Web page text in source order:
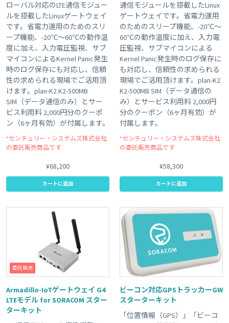
ローバル対応のLTE通信モジュー
ルを搭載したLinuxゲートウェイ
です。省電力運用のためのスリ
ープ機能、-20℃～60℃の動作温
度に加え、入力電圧監視、サブ
マイコンによるKernel Panic発生
時のログ保存にも対応し、信頼
性の求められる現場でご活用頂
けます。plan-K2 K2-500MB
SIM（データ通信のみ）とサー
ビス利用料 2,000円分のクーポ
ン（6ヶ月有効）が付属します。
*センチュリー・システムズ株式会社
の委託販売商品です
¥68,200
カートに追加
通信モジュールを搭載したLinux
ゲートウェイです。省電力運用
のためのスリープ機能、-20℃～
60℃の動作温度に加え、入力電
圧監視、サブマイコンによる
Kernel Panic発生時のログ保存に
も対応し、信頼性の求められる
現場でご活用頂けます。plan-K2
K2-500MB SIM（データ通信の
み）とサービス利用料 2,000円
分のクーポン（6ヶ月有効）が
付属します。
*センチュリー・システムズ株式会社
の委託販売商品です
¥58,300
カートに追加
委託販売
Armadillo-IoTゲートウェイ G4
LTEモデル for SORACOM スター
ターキット
ビーコン対応GPSトラッカーGW
スターターキット
「位置情報（GPS）」「ビーコ